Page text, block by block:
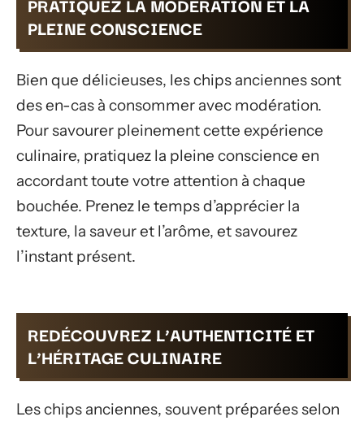
PRATIQUEZ LA MODÉRATION ET LA
PLEINE CONSCIENCE
Bien que délicieuses, les chips anciennes sont
des en-cas à consommer avec modération.
Pour savourer pleinement cette expérience
culinaire, pratiquez la pleine conscience en
accordant toute votre attention à chaque
bouchée. Prenez le temps d’apprécier la
texture, la saveur et l’arôme, et savourez
l’instant présent.
REDÉCOUVREZ L’AUTHENTICITÉ ET
L’HÉRITAGE CULINAIRE
Les chips anciennes, souvent préparées selon